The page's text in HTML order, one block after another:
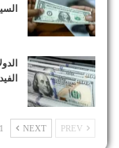
NEXT
1 od 2 |